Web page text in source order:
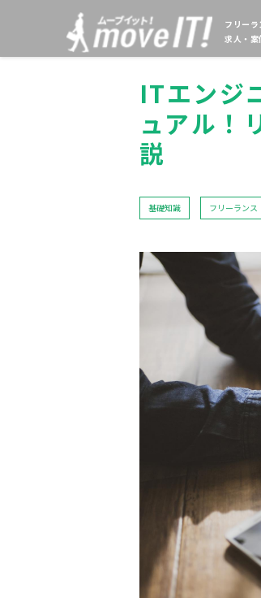
フリー
求人・
ITエンジ
ュアル！
説
基礎知識 フリーランス